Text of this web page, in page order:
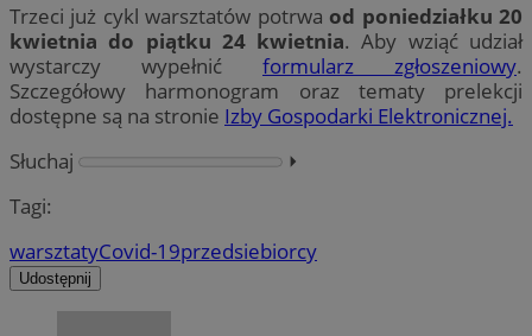
Trzeci już cykl warsztatów potrwa od poniedziałku 20
kwietnia do piątku 24 kwietnia. Aby wziąć udział
wystarczy wypełnić formularz zgłoszeniowy.
Szczegółowy harmonogram oraz tematy prelekcji
dostępne są na stronie Izby Gospodarki Elektronicznej.
Słuchaj
⏵︎
Tagi:
warsztatyCovid-19przedsiebiorcy
Udostępnij